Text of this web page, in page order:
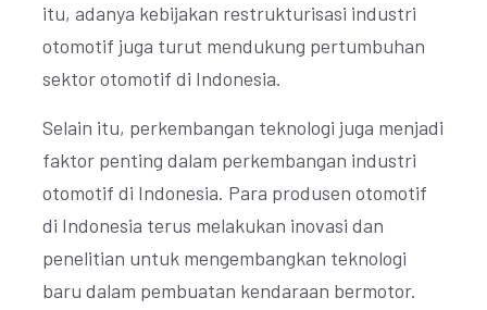
itu, adanya kebijakan restrukturisasi industri
otomotif juga turut mendukung pertumbuhan
sektor otomotif di Indonesia.
Selain itu, perkembangan teknologi juga menjadi
faktor penting dalam perkembangan industri
otomotif di Indonesia. Para produsen otomotif
di Indonesia terus melakukan inovasi dan
penelitian untuk mengembangkan teknologi
baru dalam pembuatan kendaraan bermotor.